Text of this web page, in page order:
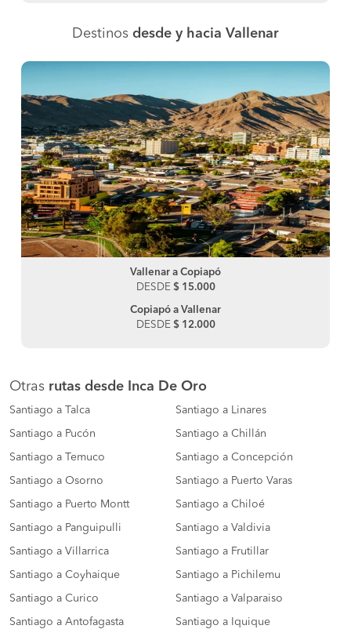
Destinos desde y hacia Vallenar
Vallenar a Copiapó
DESDE $ 15.000
Copiapó a Vallenar
DESDE $ 12.000
Otras rutas desde Inca De Oro
Santiago a Talca Santiago a Linares
Santiago a Pucón Santiago a Chillán
Santiago a Temuco Santiago a Concepción
Santiago a Osorno Santiago a Puerto Varas
Santiago a Puerto Montt Santiago a Chiloé
Santiago a Panguipulli Santiago a Valdivia
Santiago a Villarrica Santiago a Frutillar
Santiago a Coyhaique Santiago a Pichilemu
Santiago a Curico Santiago a Valparaiso
Santiago a Antofagasta Santiago a Iquique